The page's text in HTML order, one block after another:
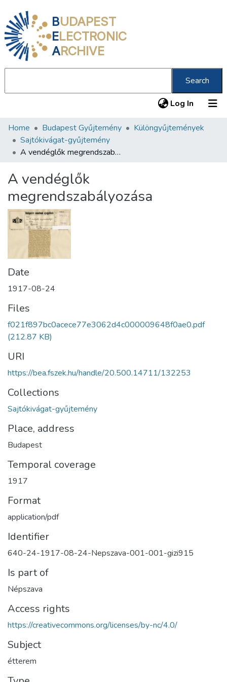
BUDAPEST
ELECTRONIC
ARCHIVE
Search
Log In (current)
Communities & Collections
All of DSpace
Home Budapest Gyűjtemény
Különgyűjtemények
Sajtókivágat-gyűjtemény
A vendéglők megrendszabályozása
A vendéglők
megrendszabályozása
Date
1917-08-24
Files
f021f897bc0acece77e3062d4c000009648f0ae0.pdf
(212.87 KB)
URI
https://bea.fszek.hu/handle/20.500.14711/132253
Collections
Sajtókivágat-gyűjtemény
Place, address
Budapest
Temporal coverage
1917
Format
application/pdf
Identifier
640-24-1917-08-24-Nepszava-001-001-gizi915
Is part of
Népszava
Access rights
https://creativecommons.org/licenses/by-nc/4.0/
Subject
étterem